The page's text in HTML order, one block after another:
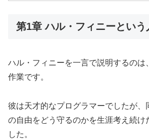
第1章 ハル・フィニーとい
ハル・フィニーを一言で説明するのは
作業です。
彼は天才的なプログラマーでしたが、
の自由をどう守るのかを生涯考え続け
した。